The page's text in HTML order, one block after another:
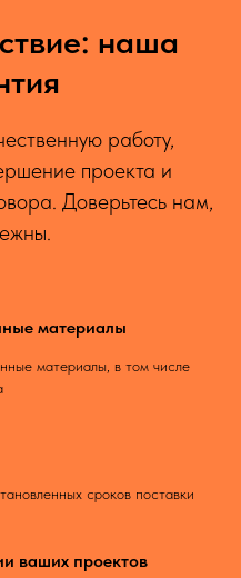
наша
работу,
проекта и
Доверьтесь нам,
материалы
материалы, в том числе
сроков поставки
ваших проектов